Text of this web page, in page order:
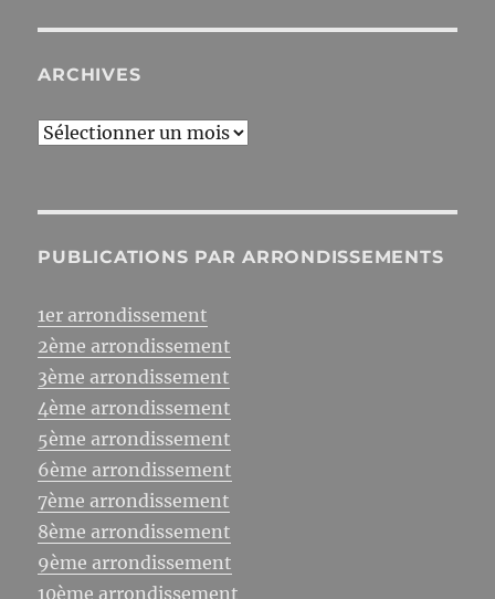
ARCHIVES
Archives
PUBLICATIONS PAR ARRONDISSEMENTS
1er arrondissement
2ème arrondissement
3ème arrondissement
4ème arrondissement
5ème arrondissement
6ème arrondissement
7ème arrondissement
8ème arrondissement
9ème arrondissement
10ème arrondissement